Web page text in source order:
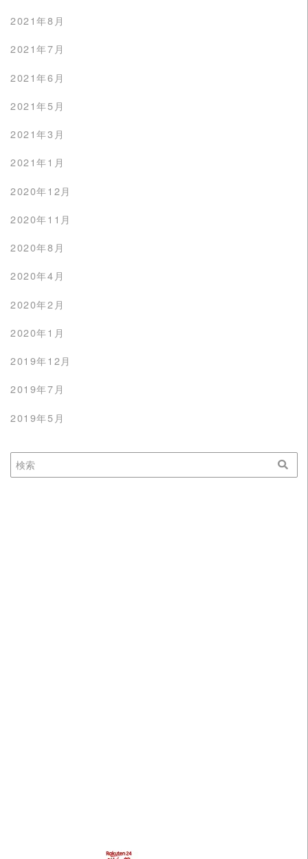
2021年8月
2021年7月
2021年6月
2021年5月
2021年3月
2021年1月
2020年12月
2020年11月
2020年8月
2020年4月
2020年2月
2020年1月
2019年12月
2019年7月
2019年5月